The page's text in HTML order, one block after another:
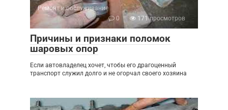
Ремонт и обслуживание
0
171 просмотров
Причины и признаки поломок
шаровых опор
Если автовладелец хочет, чтобы его драгоценный
транспорт служил долго и не огорчал своего хозяина